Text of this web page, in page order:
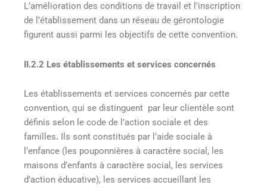
L’amélioration des conditions de travail et l’inscription
de l’établissement dans un réseau de gérontologie
figurent aussi parmi les objectifs de cette convention.
II.2.2 Les établissements et services concernés
Les établissements et services concernés par cette
convention, qui se distinguent par leur clientèle sont
définis selon le code de l’action sociale et des
familles. Ils sont constitués par l’aide sociale à
l’enfance (les pouponnières à caractère social, les
maisons d’enfants à caractère social, les services
d’action éducative), les services accueillant les